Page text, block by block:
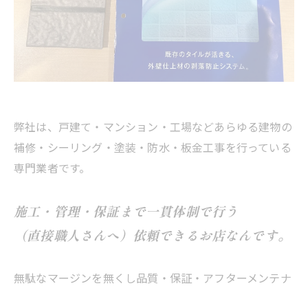
弊社は、戸建て・マンション・工場などあらゆる建物の
補修・シーリング・塗装・防水・板金工事を行っている
専門業者です。
施工・管理・保証まで一貫体制で行う
（直接職人さんへ）依頼できるお店なんです。
無駄なマージンを無くし品質・保証・アフターメンテナ